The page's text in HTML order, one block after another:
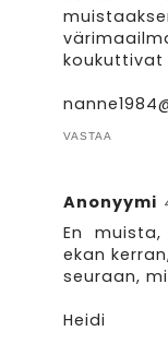
koukuttivat
VASTAA
Anonyymi
En
ekan
seuraan,
Heidi